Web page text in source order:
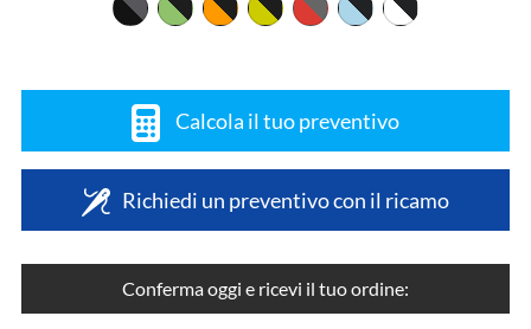
Calcola il tuo preventivo
Richiedi un preventivo con il ricamo
Conferma oggi e ricevi il tuo ordine: